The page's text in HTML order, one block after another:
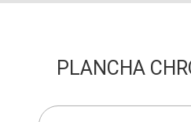
PLANCHA